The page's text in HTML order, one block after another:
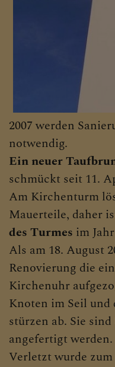
2007 werden
notwendig.
Ein neuer
schmückt seit 11.
Am Kirchenturm
Mauerteile, daher
des Turmes im
Als am 18. August
Renovierung die
Kirchenuhr
Knoten im Seil
stürzen ab. Sie
angefertigt werden.
Verletzt wurde